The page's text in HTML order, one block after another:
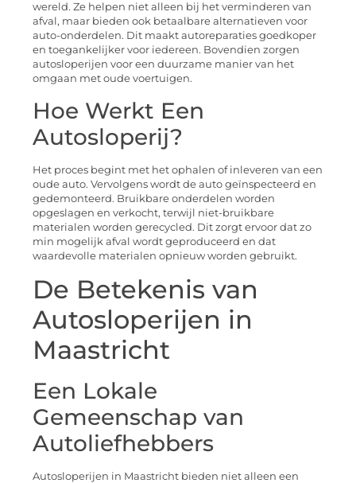
wereld. Ze helpen niet alleen bij het verminderen van
afval, maar bieden ook betaalbare alternatieven voor
auto-onderdelen. Dit maakt autoreparaties goedkoper
en toegankelijker voor iedereen. Bovendien zorgen
autosloperijen voor een duurzame manier van het
omgaan met oude voertuigen.
Hoe Werkt Een
Autosloperij?
Het proces begint met het ophalen of inleveren van een
oude auto. Vervolgens wordt de auto geïnspecteerd en
gedemonteerd. Bruikbare onderdelen worden
opgeslagen en verkocht, terwijl niet-bruikbare
materialen worden gerecycled. Dit zorgt ervoor dat zo
min mogelijk afval wordt geproduceerd en dat
waardevolle materialen opnieuw worden gebruikt.
De Betekenis van
Autosloperijen in
Maastricht
Een Lokale
Gemeenschap van
Autoliefhebbers
Autosloperijen in Maastricht bieden niet alleen een